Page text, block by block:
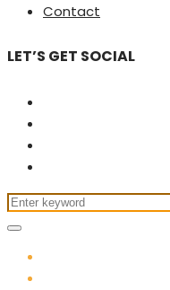
Contact
LET’S GET SOCIAL